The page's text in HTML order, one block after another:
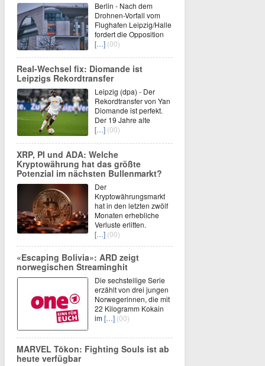
Berlin - Nach dem
Drohnen-Vorfall vom
Flughafen Leipzig/Halle
fordert die Opposition
[…] (00)
Real-Wechsel fix: Diomande ist
Leipzigs Rekordtransfer
Leipzig (dpa) - Der
Rekordtransfer von Yan
Diomande ist perfekt.
Der 19 Jahre alte
[…] (00)
XRP, PI und ADA: Welche
Kryptowährung hat das größte
Potenzial im nächsten Bullenmarkt?
Der
Kryptowährungsmarkt
hat in den letzten zwölf
Monaten erhebliche
Verluste erlitten.
[…] (00)
«Escaping Bolivia»: ARD zeigt
norwegischen Streaminghit
Die sechsteilige Serie
erzählt von drei jungen
Norwegerinnen, die mit
22 Kilogramm Kokain
im[…] (00)
MARVEL Tōkon: Fighting Souls ist ab
heute verfügbar